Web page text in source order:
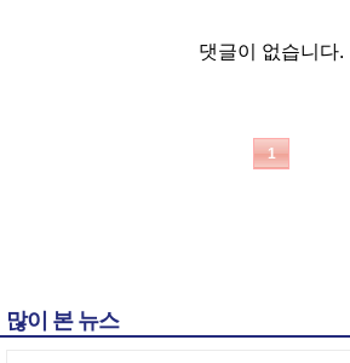
댓글이 없습니다.
1
많이 본 뉴스